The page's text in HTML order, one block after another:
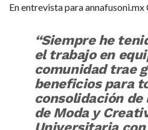
En entrevista para
“Siempre he
el trabajo en
comunidad trae
beneficios para
consolidación de
de Moda y